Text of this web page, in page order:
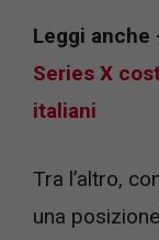
Leggi anche
Series X
italiani
Tra l’altro,
una